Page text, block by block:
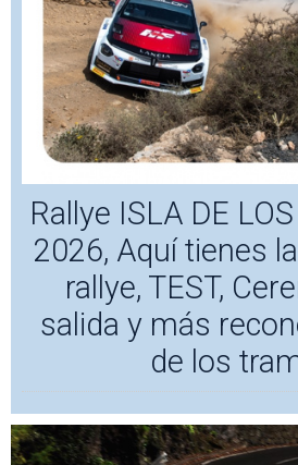
Rallye ISLA DE
2026, Aquí tienes
rallye, TEST,
salida y más
de los